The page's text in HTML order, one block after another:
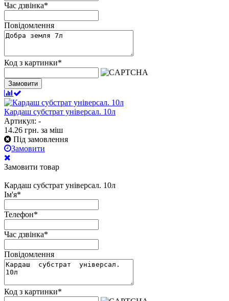
Час дзвінка*
Повідомлення
Код з картинки*
Замовити
Кардаш субстрат універсал. 10л
Артикул: -
14.26 грн. за міш
Під замовлення
Замовити
Замовити товар
Кардаш субстрат універсал. 10л
Ім'я*
Телефон*
Час дзвінка*
Повідомлення
Код з картинки*